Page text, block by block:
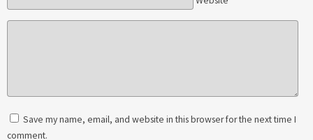
Save my name, email, and website in this browser for the next time I
comment.